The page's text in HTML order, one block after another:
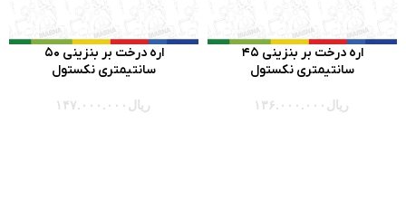
اره درخت بر بنزينی 45
سانتيمتری نكستول
ریال ۱۳۶.۰۰۰.۰۰۰
اره درخت بر بنزينی 50
سانتيمتری نكستول
ریال ۱۴۷.۰۰۰.۰۰۰